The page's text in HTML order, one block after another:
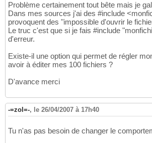
Problème certainement tout bête mais je
Dans mes sources j'ai des #include
provoquent des "impossible d'ouvrir le
Le truc c'est que si je fais #include
d'erreur.
Existe-il une option qui permet de régler
avoir à éditer mes 100 fichiers ?
D'avance merci
-=zol=-, le 26/04/2007 à 17h40
Tu n'as pas besoin de changer le